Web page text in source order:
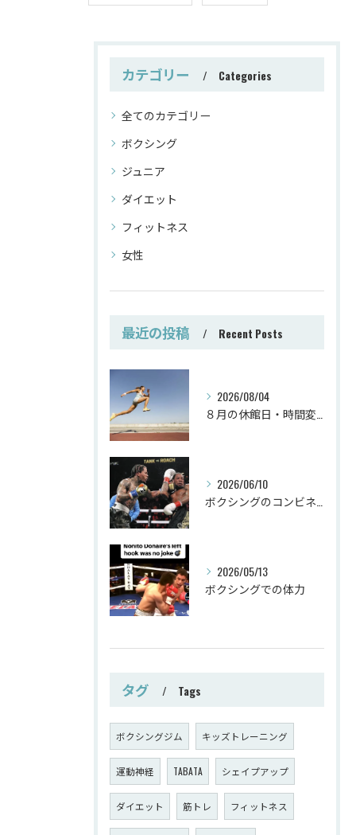
カテゴリー Categories
全てのカテゴリー
ボクシング
ジュニア
ダイエット
フィットネス
女性
最近の投稿 Recent Posts
2026/08/04
2026/06/10
2026/05/13
ボクシングでの体力
タグ Tags
ボクシングジム キッズトレーニング
運動神経 TABATA シェイプアップ
ダイエット 筋トレ フィットネス